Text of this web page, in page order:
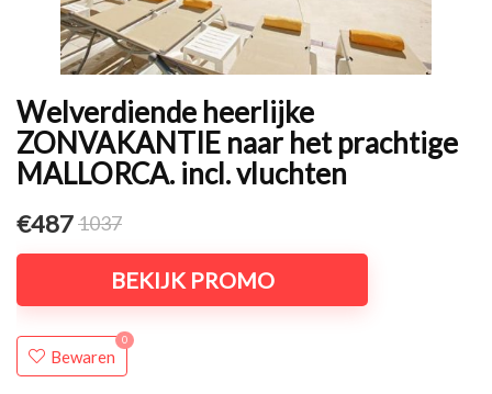
Welverdiende heerlijke
ZONVAKANTIE naar het prachtige
MALLORCA. incl. vluchten
€4871037
BEKIJK PROMO
Bewaren
0